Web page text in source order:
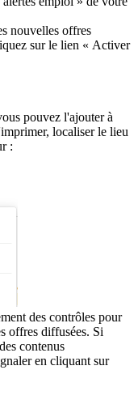
nouvelles offres
sur le lien « Activer
pouvez l'ajouter à
localiser le lieu
:
des contrôles pour
offres diffusées. Si
contenus
en cliquant sur